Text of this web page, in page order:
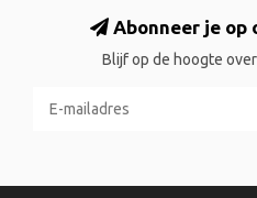
Abonneer je op
Blijf op de hoogte